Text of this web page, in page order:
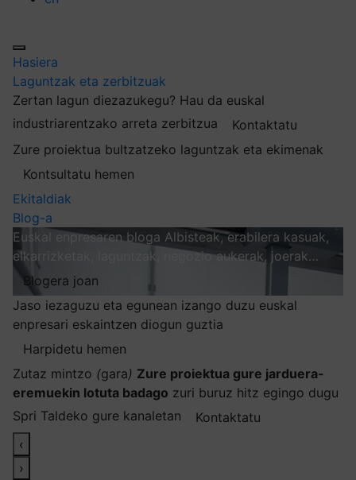
Hasiera
Laguntzak eta zerbitzuak
Zertan lagun diezazukegu? Hau da euskal
industriarentzako arreta zerbitzua
Kontaktatu
Zure proiektua bultzatzeko laguntzak eta ekimenak
Kontsultatu hemen
Ekitaldiak
Blog-a
Euskal enpresaren bloga Albisteak, erabilera kasuak,
elkarrizketak, laguntzak, negozio aukerak, joerak…
Blogera joan
Jaso iezaguzu eta egunean izango duzu euskal
enpresari eskaintzen diogun guztia
Harpidetu hemen
Zutaz mintzo (gara) Zure proiektua gure jarduera-
eremuekin lotuta badago zuri buruz hitz egingo dugu
Spri Taldeko gure kanaletan
Kontaktatu
‹
›